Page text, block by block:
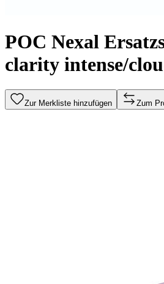
POC Nexal
clarity intense/
Zur Merkliste hinzufügen Zum